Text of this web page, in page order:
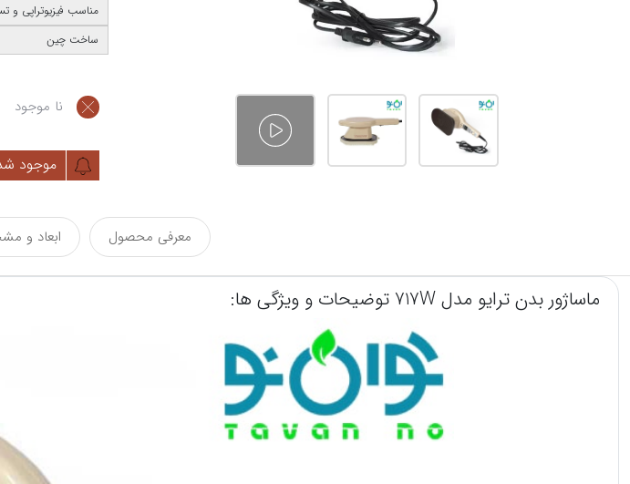
مناسب فیزیوتراپی و
ساخت چین
نا موجود
موجود
معرفی محصول ابعاد و
ماساژور بدن ترایو مدل 717W توضیحات و ویژگی ها: